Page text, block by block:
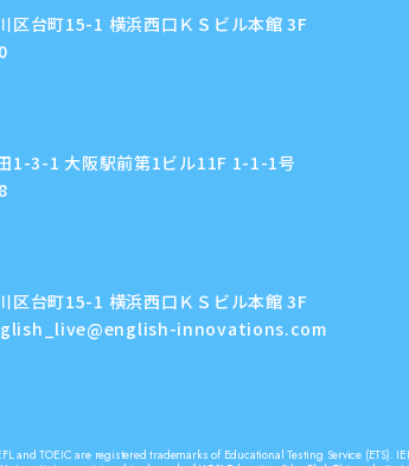
区台町15-1 横浜西口ＫＳビル本館 3F
1-3-1 大阪駅前第1ビル11F 1-1-1号
区台町15-1 横浜西口ＫＳビル本館 3F
innovations.com
and TOEIC are registered trademarks of Educational Testing Service